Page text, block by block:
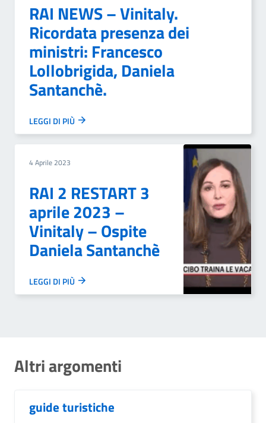
RAI NEWS – Vinitaly.
Ricordata presenza dei
ministri: Francesco
Lollobrigida, Daniela
Santanchè.
LEGGI DI PIÙ
4 Aprile 2023
RAI 2 RESTART 3
aprile 2023 –
Vinitaly – Ospite
Daniela Santanchè
LEGGI DI PIÙ
Altri argomenti
guide turistiche